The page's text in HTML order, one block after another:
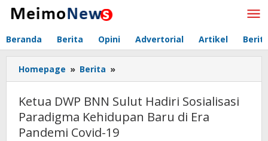
Lewati
Beranda Berita Opini Advertorial Artikel
Homepage » Berita »
DWP
BNN
Sulut
Hadiri
Sosialisasi
Ketua DWP BNN Sulut Hadiri Sosialisasi
Paradigma Kehidupan Baru di Era
Pandemi Covid-19